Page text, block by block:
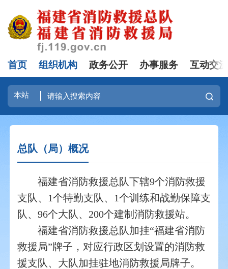
首页 组织机构 政务公开 办事服务 互动交
总队（局）概况
福建省消防救援总队下辖9个消防救援
支队、1个特勤支队、1个训练和战勤保障支
队、96个大队、200个建制消防救援站。
福建省消防救援总队加挂“福建省消防
救援局”牌子，对应行政区划设置的消防救
援支队、大队加挂驻地消防救援局牌子。